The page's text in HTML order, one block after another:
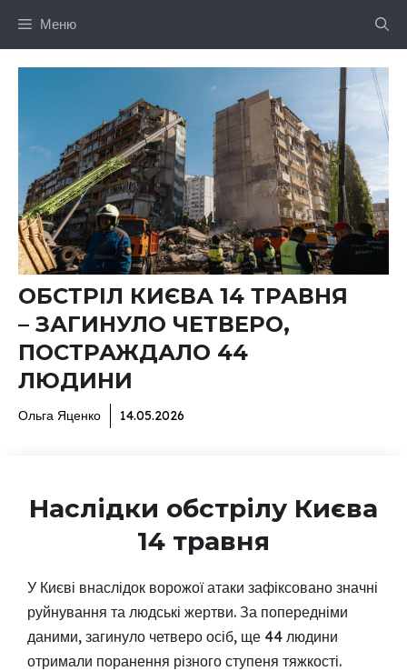
Меню
ОБСТРІЛ КИЄВА 14 ТРАВНЯ
– ЗАГИНУЛО ЧЕТВЕРО,
ПОСТРАЖДАЛО 44
ЛЮДИНИ
Ольга Яценко 14.05.2026
Наслідки обстрілу Києва
14 травня
У Києві внаслідок ворожої атаки зафіксовано значні
руйнування та людські жертви. За попередніми
даними, загинуло четверо осіб, ще 44 людини
отримали поранення різного ступеня тяжкості.